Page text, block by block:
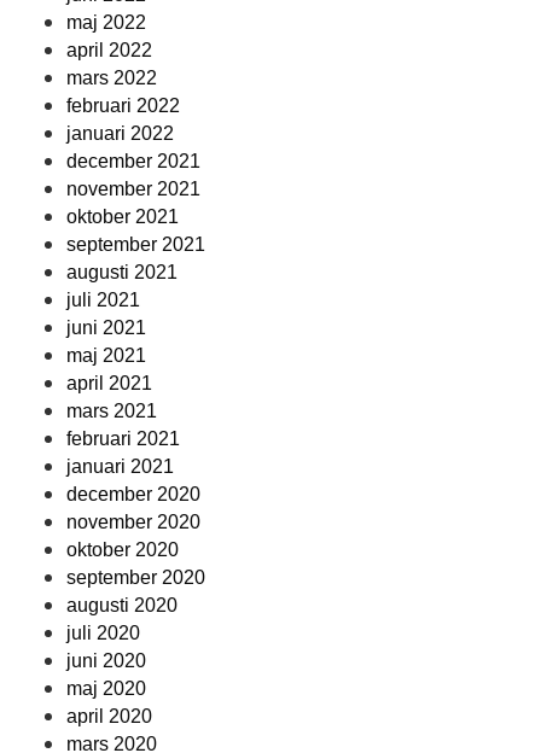
maj 2022
april 2022
mars 2022
februari 2022
januari 2022
december 2021
november 2021
oktober 2021
september 2021
augusti 2021
juli 2021
juni 2021
maj 2021
april 2021
mars 2021
februari 2021
januari 2021
december 2020
november 2020
oktober 2020
september 2020
augusti 2020
juli 2020
juni 2020
maj 2020
april 2020
mars 2020